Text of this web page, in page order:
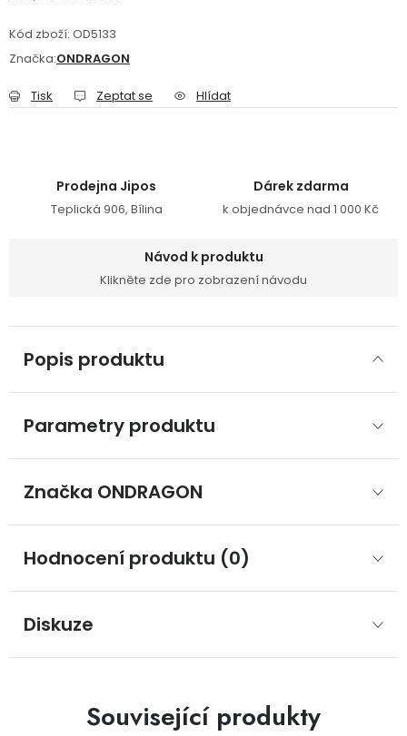
Reklamační formulář
Obchodní podmínky Reklamační řád
Kód zboží: OD5133
Značka:ONDRAGON
Tisk Zeptat se Hlídat
Prodejna Jipos
Teplická 906, Bílina
Dárek zdarma
k objednávce nad 1 000 Kč
Návod k produktu
Klikněte zde pro zobrazení návodu
Popis produktu
Parametry produktu
Značka ONDRAGON
Hodnocení produktu (0)
Diskuze
Související produkty